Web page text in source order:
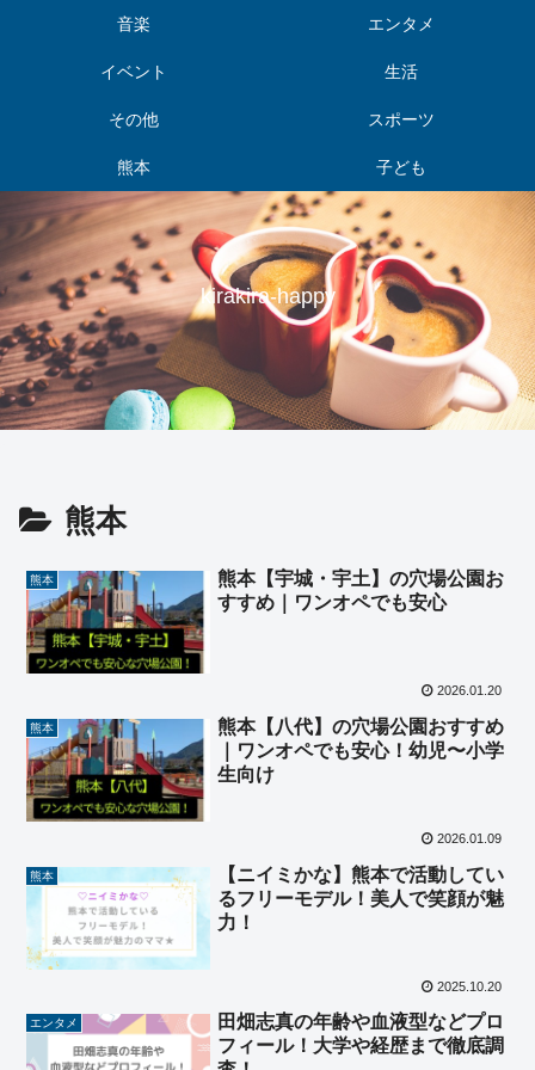
kirakira-happy
音楽 エンタメ
イベント 生活
その他 スポーツ
熊本 子ども
熊本
熊本
熊本【宇城・宇土】の穴場公園お
すすめ｜ワンオペでも安心
2026.01.20
熊本
熊本【八代】の穴場公園おすすめ
｜ワンオペでも安心！幼児〜小学
生向け
2026.01.09
熊本
【ニイミかな】熊本で活動してい
るフリーモデル！美人で笑顔が魅
力！
2025.10.20
エンタメ
田畑志真の年齢や血液型などプロ
フィール！大学や経歴まで徹底調